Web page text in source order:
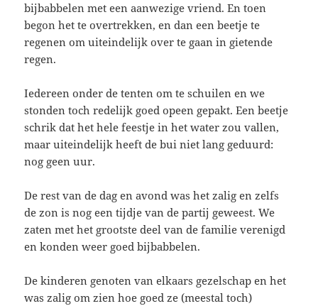
bijbabbelen met een aanwezige vriend. En toen
begon het te overtrekken, en dan een beetje te
regenen om uiteindelijk over te gaan in gietende
regen.
Iedereen onder de tenten om te schuilen en we
stonden toch redelijk goed opeen gepakt. Een beetje
schrik dat het hele feestje in het water zou vallen,
maar uiteindelijk heeft de bui niet lang geduurd:
nog geen uur.
De rest van de dag en avond was het zalig en zelfs
de zon is nog een tijdje van de partij geweest. We
zaten met het grootste deel van de familie verenigd
en konden weer goed bijbabbelen.
De kinderen genoten van elkaars gezelschap en het
was zalig om zien hoe goed ze (meestal toch)